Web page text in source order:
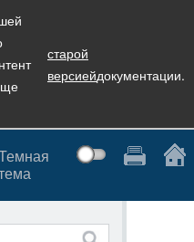
старой
версиейдокументации.